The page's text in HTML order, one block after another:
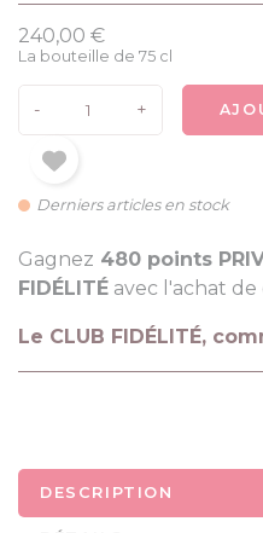
240,00 €
La bouteille de 75 cl
- +
Derniers articles en stock
Gagnez 480 points
FIDÉLITÉ avec l'achat
Le CLUB FIDÉLITÉ,
DESCRIPTION